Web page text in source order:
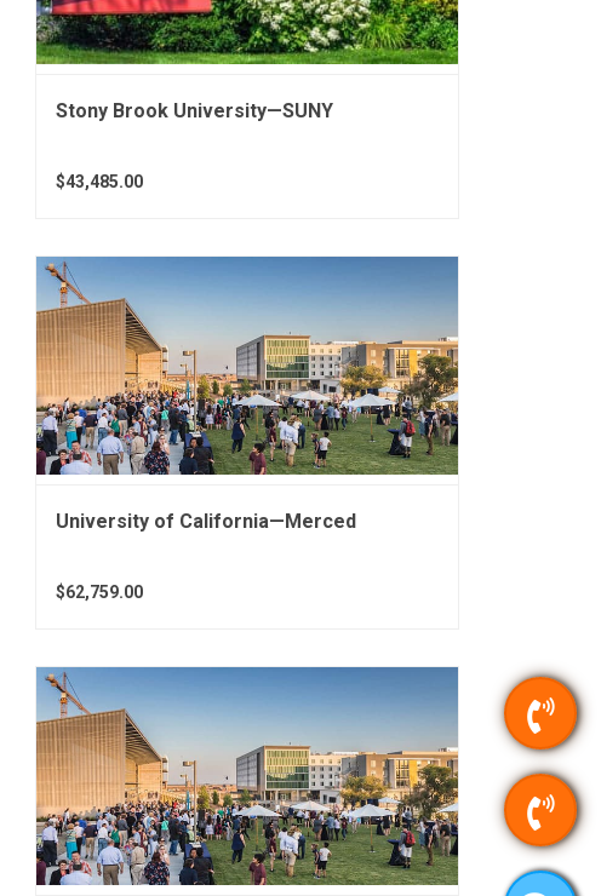
Stony Brook University—SUNY
$43,485.00
University of California—Merced
$62,759.00